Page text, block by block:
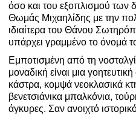
όσο και του εξοπλισμού
Θωμάς Μιχαηλίδης με την
ιδιαίτερα του Θάνου
υπάρχει γραμμένο το όνομά
Εμποτισμένη από τη
μοναδική είναι μια
κάστρα, κομψά νεοκλασικά
βενετσιάνικα μπαλκόνια,
άγκυρες. Σαν ανοιχτό